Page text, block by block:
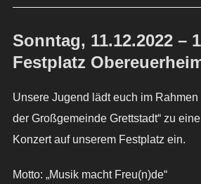
Sonntag, 11.12.2022 –
Festplatz
Unsere Jugend lädt euch im Rahmen
der Großgemeinde Grettstadt“ zu
Konzert auf unserem Festplatz ein.
Motto: „Musik macht Freu(n)de“